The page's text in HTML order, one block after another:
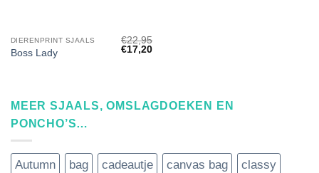
DIERENPRINT SJAALS
Boss Lady
€22,95
Oorspronkelijke
€17,20Huidige
MEER SJAALS, OMSLAGDOEKEN EN
PONCHO’S…
Autumn bag cadeautje canvas bag
classy